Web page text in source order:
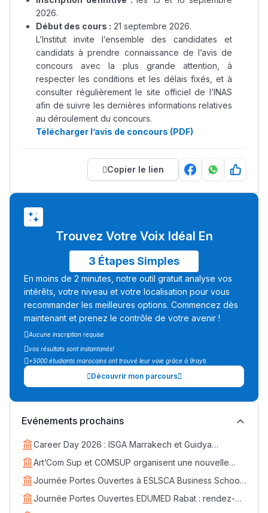
2026.
Début des cours : 21 septembre 2026.
L’Institut invite l’ensemble des candidates et
candidats à prendre connaissance de l’avis de
concours avec la plus grande attention, à
respecter les conditions et les délais fixés, et à
consulter régulièrement le site officiel de l’INAS
afin de suivre les dernières informations relatives
au déroulement du concours.
Télécharger l’avis de concours (PDF)
Copier le lien
Trouvez Votre Voix Idéal En
3 Étapes Simples
En moins de 2 minutes, notre outil gratuit analyse vos
intérêts, votre niveau et votre localisation pour vous
recommander les meilleures options. Commencez dès
maintenant et prenez le contrôle de votre avenir !
Aucune inscription requise
vos résultats sont instantanés!
+5000 étudiants marocains ont trouvé leur voie grâce à 9rayti.
Découvrir mon parcours
Evénements prochains
Career Day 2026 : ISGA Marrakech et Guidya
connectent étudiants et entreprises
Art’Com Sup et COMSUP organisent une nouvelle
édition du Career Day
Journée Portes Ouvertes à ESLSCA Business School
Rabat - Samedi 18 avril
Journée Portes Ouvertes EDUMED Rabat : rendez-